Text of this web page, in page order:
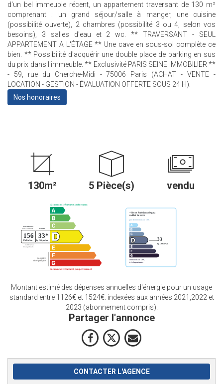
d'un bel immeuble récent, un appartement traversant de 130 m²
comprenant : un grand séjour/salle à manger, une cuisine
(possibilité ouverte), 2 chambres (possibilité 3 ou 4, selon vos
besoins), 3 salles d'eau et 2 wc. ** TRAVERSANT - SEUL
APPARTEMENT A L'ÉTAGE ** Une cave en sous-sol complète ce
bien. ** Possibilité d'acquérir une double place de parking en sus
du prix dans l'immeuble. ** Exclusivité PARIS SEINE IMMOBILIER **
- 59, rue du Cherche-Midi - 75006 Paris (ACHAT - VENTE -
LOCATION - GESTION - ÉVALUATION OFFERTE SOUS 24 H).
Nos honoraires
130m² 5 Pièce(s) vendu
Montant estimé des dépenses annuelles d'énergie pour un usage
standard entre 1126€ et 1524€. indexées aux années 2021,2022 et
2023 (abonnement compris).
Partager l'annonce
CONTACTER L'AGENCE